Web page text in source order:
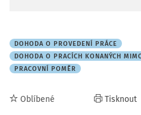
DOHODA O PROVEDENÍ PRÁCE
DOHODA O PRACÍCH KONANÝCH
PRACOVNÍ POMĚR
Oblíbené Tisknout